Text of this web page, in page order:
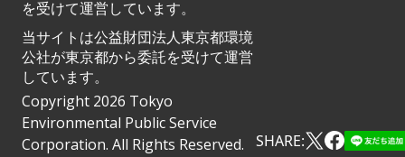
を受けて運営しています。
当サイトは公益財団法人東京都環境
公社が東京都から委託を受けて運営
しています。
Copyright 2026 Tokyo
Environmental Public Service
Corporation. All Rights Reserved.
SHARE: